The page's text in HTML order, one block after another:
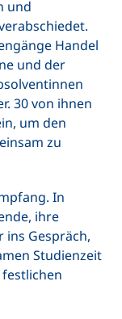
und
Handel
und der
30 von ihnen
um den
zu
In
ihre
ins Gespräch,
Studienzeit